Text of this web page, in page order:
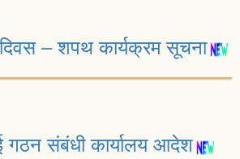
दिवस – शपथ कार्यक्रम सूचना
गठन संबंधी कार्यालय आदेश